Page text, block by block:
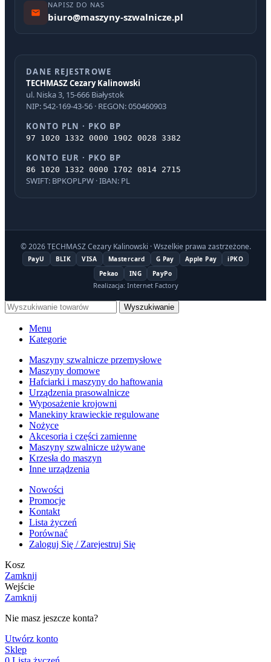
NAPISZ DO NAS
biuro@maszyny-szwalnicze.pl
DANE REJESTROWE
TECHMASZ Cezary Kalinowski
ul. Niska 3, 15-666 Białystok
NIP: 542-169-43-56 · REGON: 050460903
KONTO PLN · PKO BP
97 1020 1332 0000 1902 0028 3382
KONTO EUR · PKO BP
86 1020 1332 0000 1702 0814 2715
SWIFT: BPKOPLPW · IBAN: PL
© 2026 TECHMASZ Cezary Kalinowski · Wszelkie prawa zastrzeżone.
PayU BLIK VISA Mastercard G Pay Apple Pay
iPKO
Pekao
ING PayPo
Realizacja: Internet Factory
Wyszukiwanie
Menu
Kategorie
Maszyny szwalnicze przemysłowe
Maszyny domowe
Hafciarki i maszyny do haftowania
Urządzenia prasowalnicze
Wyposażenie krojowni
Manekiny krawieckie regulowane
Nożyce
Akcesoria i części zamienne
Maszyny szwalnicze używane
Krzesła do maszyn
Inne urządzenia
Nowości
Promocje
Kontakt
Lista życzeń
Porównać
Zaloguj Się / Zarejestruj Się
Kosz
Zamknij
Wejście
Zamknij
Nie masz jeszcze konta?
Utwórz konto
Sklep